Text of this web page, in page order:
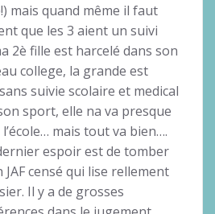
mais quand même il faut
que les 3 aient un suivi
2è fille est harcelé dans son
college, la grande est
suivie scolaire et medical
sport, elle na va presque
mais tout va bien….
espoir est de tomber
JAF censé qui lise rellement
Il y a de grosses